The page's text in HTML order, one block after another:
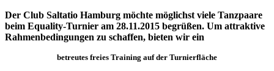
Der Club Saltatio Hamburg möchte möglichst viele Tanzpaare
beim Equality-Turnier am 28.11.2015 begrüßen. Um attraktive
Rahmenbedingungen zu schaffen, bieten wir ein
betreutes freies Training auf der Turnierfläche